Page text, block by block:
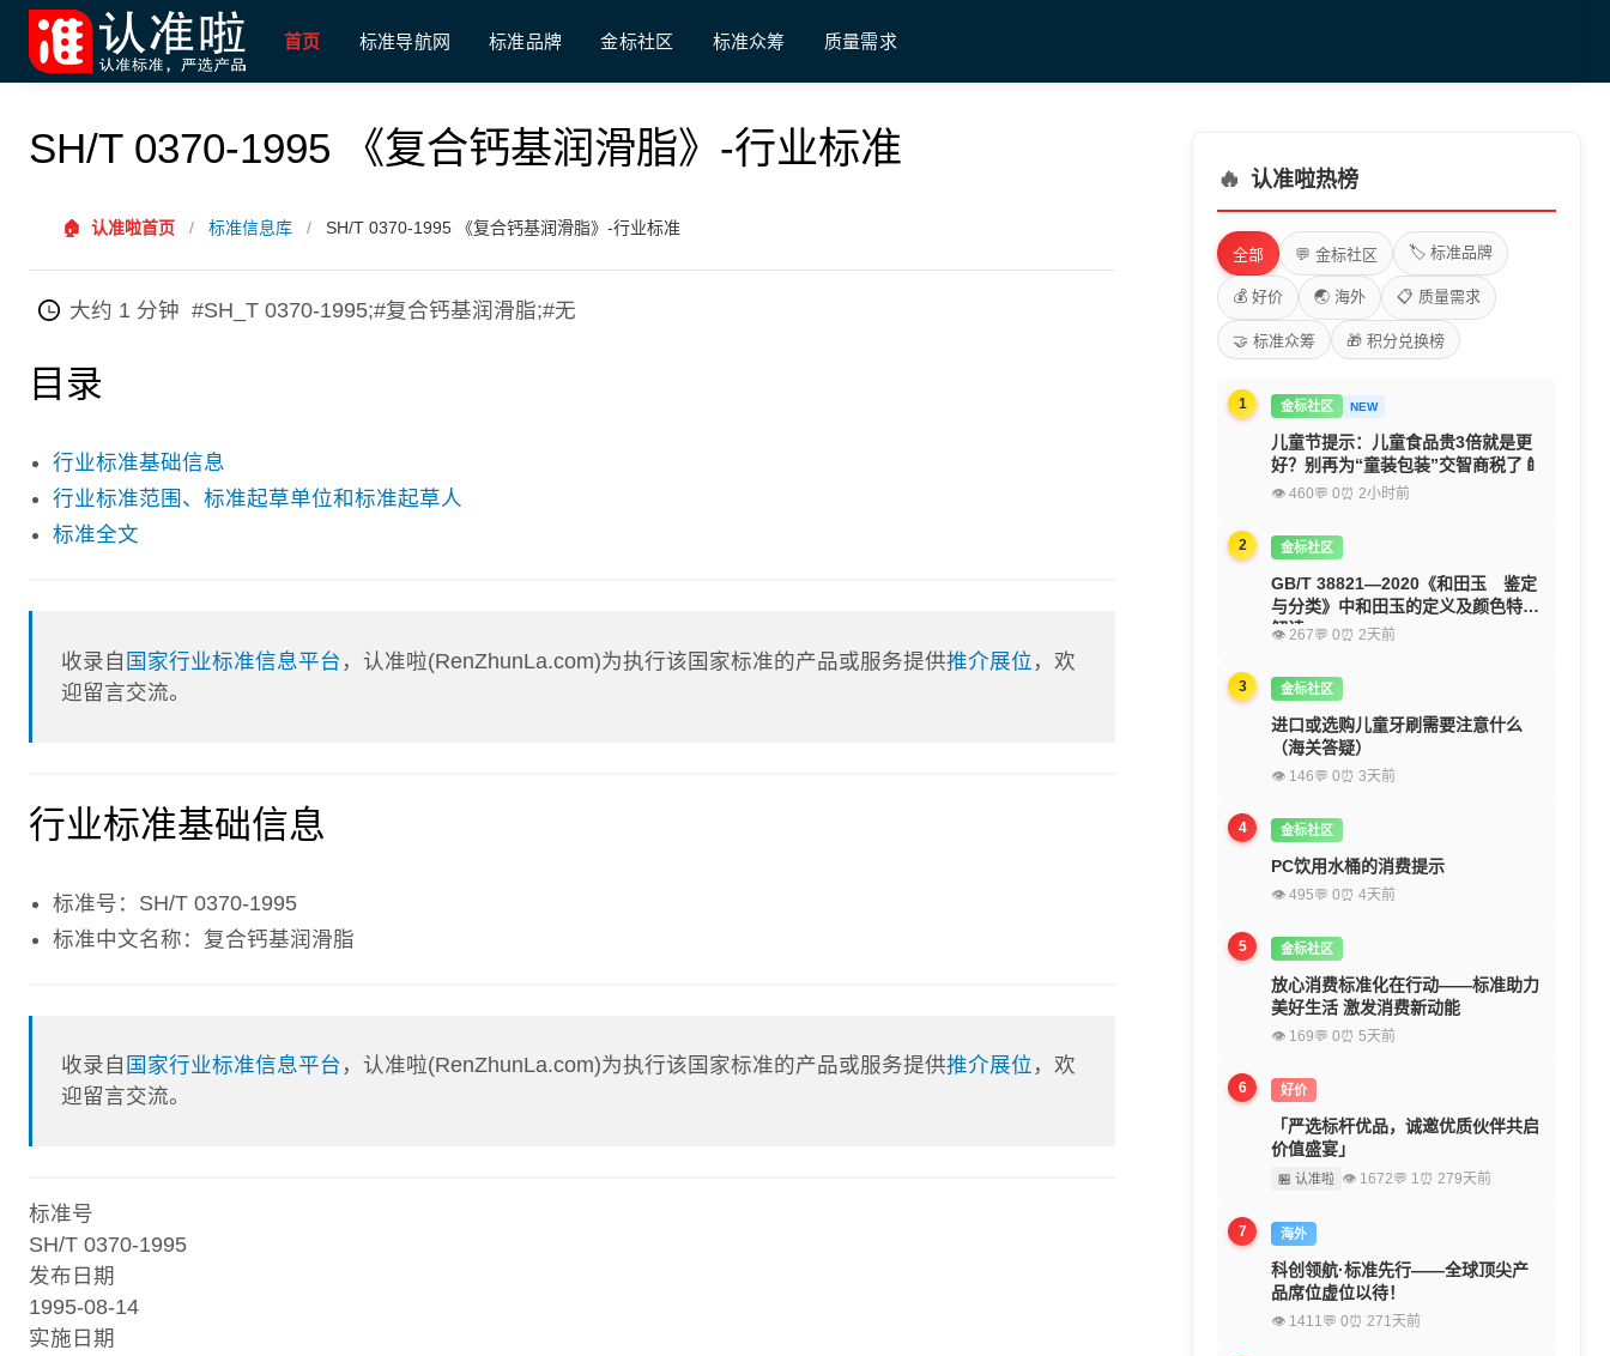
首页 标准导航网 标准品牌 金标社区 标准众筹 质量需求
SH/T 0370-1995 《复合钙基润滑脂》-行业标准
🏠 认准啦首页 / 标准信息库 / SH/T 0370-1995 《复合钙基润滑脂》-行业标准
大约 1 分钟 #SH_T 0370-1995;#复合钙基润滑脂;#无
目录
行业标准基础信息
行业标准范围、标准起草单位和标准起草人
标准全文
收录自 国家行业标准信息平台 ，认准啦(RenZhunLa.com)为执行该国家标准的产品或服务提供推介展位 ，欢
迎留言交流。
行业标准基础信息
标准号：SH/T 0370-1995
标准中文名称：复合钙基润滑脂
收录自 国家行业标准信息平台 ，认准啦(RenZhunLa.com)为执行该国家标准的产品或服务提供推介展位 ，欢
迎留言交流。
标准号
SH/T 0370-1995
发布日期
1995-08-14
实施日期
🔥 认准啦热榜
全部 💬 金标社区 🏷️ 标准品牌
💰 好价 🌏 海外 📋 质量需求
🤝 标准众筹 🎁 积分兑换榜
1 金标社区 NEW
儿童节提示：儿童食品贵3倍就是更
好？别再为“童装包装”交智商税了🍼
👁 460💬 0⏰ 2小时前
2 金标社区
GB/T 38821—2020《和田玉 鉴定
与分类》中和田玉的定义及颜色特征
解读
👁 267💬 0⏰ 2天前
3 金标社区
进口或选购儿童牙刷需要注意什么
（海关答疑）
👁 146💬 0⏰ 3天前
4 金标社区
PC饮用水桶的消费提示
👁 495💬 0⏰ 4天前
5 金标社区
放心消费标准化在行动——标准助力
美好生活 激发消费新动能
👁 169💬 0⏰ 5天前
6 好价
「严选标杆优品，诚邀优质伙伴共启
价值盛宴」
🏪 认准啦 👁 1672💬 1⏰ 279天前
7 海外
科创领航·标准先行——全球顶尖产
品席位虚位以待！
👁 1411💬 0⏰ 271天前